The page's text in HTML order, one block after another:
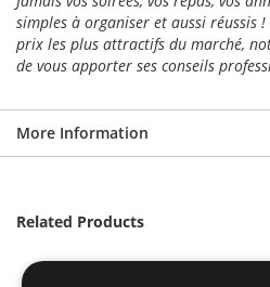
simples à organiser et aussi réussis
prix les plus attractifs du marché,
de vous apporter ses conseils
More Information
Related Products